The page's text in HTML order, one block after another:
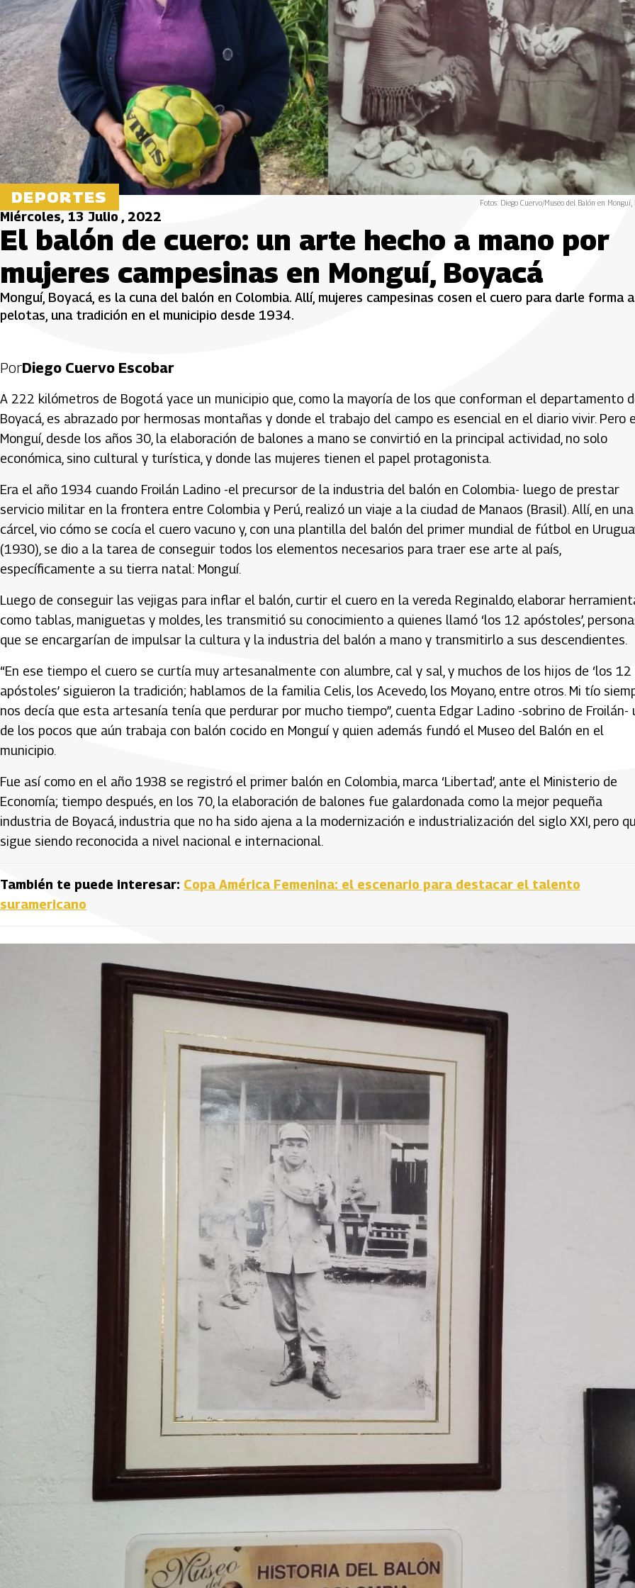
DEPORTES Fotos: Diego Cuervo/Museo del Balón en Monguí,
Miércoles, 13 Julio , 2022
El balón de cuero: un arte hecho a mano por
mujeres campesinas en Monguí, Boyacá
Monguí, Boyacá, es la cuna del balón en Colombia. Allí, mujeres campesinas cosen el cuero para darle forma
pelotas, una tradición en el municipio desde 1934.
PorDiego Cuervo Escobar
A 222 kilómetros de Bogotá yace un municipio que, como la mayoría de los que conforman el departamento
Boyacá, es abrazado por hermosas montañas y donde el trabajo del campo es esencial en el diario vivir. Pero
Monguí, desde los años 30, la elaboración de balones a mano se convirtió en la principal actividad, no solo
económica, sino cultural y turística, y donde las mujeres tienen el papel protagonista.
Era el año 1934 cuando Froilán Ladino -el precursor de la industria del balón en Colombia- luego de prestar
servicio militar en la frontera entre Colombia y Perú, realizó un viaje a la ciudad de Manaos (Brasil). Allí, en una
cárcel, vio cómo se cocía el cuero vacuno y, con una plantilla del balón del primer mundial de fútbol en
(1930), se dio a la tarea de conseguir todos los elementos necesarios para traer ese arte al país,
específicamente a su tierra natal: Monguí.
Luego de conseguir las vejigas para inflar el balón, curtir el cuero en la vereda Reginaldo, elaborar
como tablas, maniguetas y moldes, les transmitió su conocimiento a quienes llamó ‘los 12 apóstoles’,
que se encargarían de impulsar la cultura y la industria del balón a mano y transmitirlo a sus descendientes.
“En ese tiempo el cuero se curtía muy artesanalmente con alumbre, cal y sal, y muchos de los hijos de ‘los 12
apóstoles’ siguieron la tradición; hablamos de la familia Celis, los Acevedo, los Moyano, entre otros. Mi tío
nos decía que esta artesanía tenía que perdurar por mucho tiempo”, cuenta Edgar Ladino -sobrino de Froilán-
de los pocos que aún trabaja con balón cocido en Monguí y quien además fundó el Museo del Balón en el
municipio.
Fue así como en el año 1938 se registró el primer balón en Colombia, marca ‘Libertad’, ante el Ministerio de
Economía; tiempo después, en los 70, la elaboración de balones fue galardonada como la mejor pequeña
industria de Boyacá, industria que no ha sido ajena a la modernización e industrialización del siglo XXI, pero
sigue siendo reconocida a nivel nacional e internacional.
También te puede interesar: Copa América Femenina: el escenario para destacar el talento
suramericano